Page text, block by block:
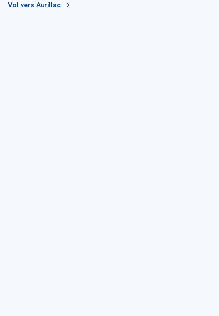
Vol vers Aurillac